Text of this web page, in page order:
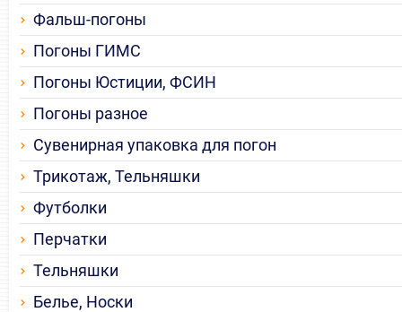
Фальш-погоны
Погоны ГИМС
Погоны Юстиции, ФСИН
Погоны разное
Сувенирная упаковка для погон
Трикотаж, Тельняшки
Футболки
Перчатки
Тельняшки
Белье, Носки